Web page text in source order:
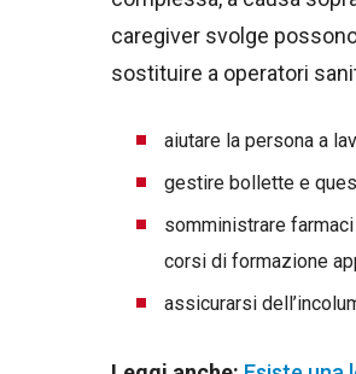
caregiver svolge
sostituire a operatori
aiutare la persona a
gestire bollette e
somministrare
corsi di formazione
assicurarsi